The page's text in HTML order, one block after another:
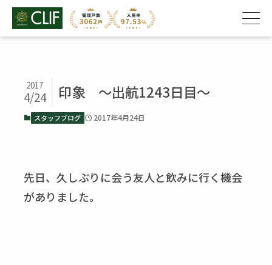
印象 ～出航1243日目～
2017
4/24
スタッフブログ 2017年4月24日
先日、久しぶりに会う友人と飲みに行く機会
がありました。